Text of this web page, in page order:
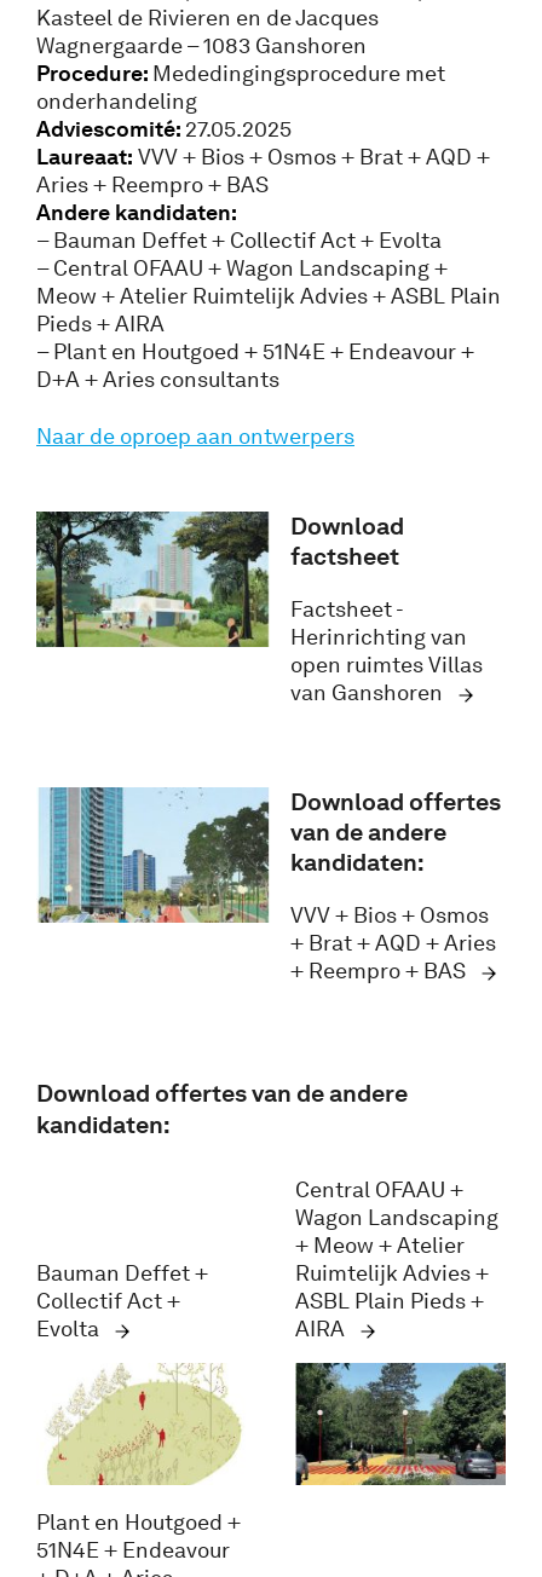
Kasteel de Rivieren en de Jacques
Wagnergaarde – 1083 Ganshoren
Procedure: Mededingingsprocedure met
onderhandeling
Adviescomité: 27.05.2025
Laureaat: VVV + Bios + Osmos + Brat + AQD +
Aries + Reempro + BAS
Andere kandidaten:
– Bauman Deffet + Collectif Act + Evolta
– Central OFAAU + Wagon Landscaping +
Meow + Atelier Ruimtelijk Advies + ASBL Plain
Pieds + AIRA
– Plant en Houtgoed + 51N4E + Endeavour +
D+A + Aries consultants
Naar de oproep aan ontwerpers
Download
factsheet
Factsheet -
Herinrichting van
open ruimtes Villas
van Ganshoren
Download offertes
van de andere
kandidaten:
VVV + Bios + Osmos
+ Brat + AQD + Aries
+ Reempro + BAS
Download offertes van de andere
kandidaten:
Bauman Deffet +
Collectif Act +
Evolta
Central OFAAU +
Wagon Landscaping
+ Meow + Atelier
Ruimtelijk Advies +
ASBL Plain Pieds +
AIRA
Plant en Houtgoed +
51N4E + Endeavour